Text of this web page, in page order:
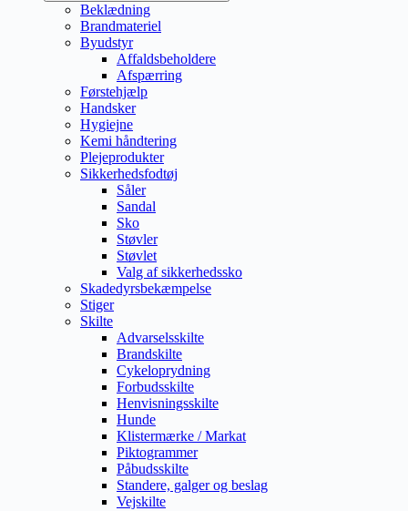
Beklædning
Brandmateriel
Byudstyr
Affaldsbeholdere
Afspærring
Førstehjælp
Handsker
Hygiejne
Kemi håndtering
Plejeprodukter
Sikkerhedsfodtøj
Såler
Sandal
Sko
Støvler
Støvlet
Valg af sikkerhedssko
Skadedyrsbekæmpelse
Stiger
Skilte
Advarselsskilte
Brandskilte
Cykeloprydning
Forbudsskilte
Henvisningsskilte
Hunde
Klistermærke / Markat
Piktogrammer
Påbudsskilte
Standere, galger og beslag
Vejskilte